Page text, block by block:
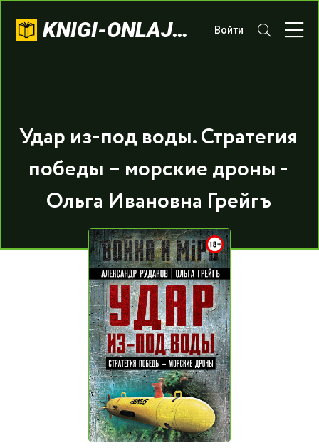
KNIGI-ONLAJN.COM Войти
Удар из-под воды. Стратегия
победы – морские дроны -
Ольга Ивановна Грейгъ